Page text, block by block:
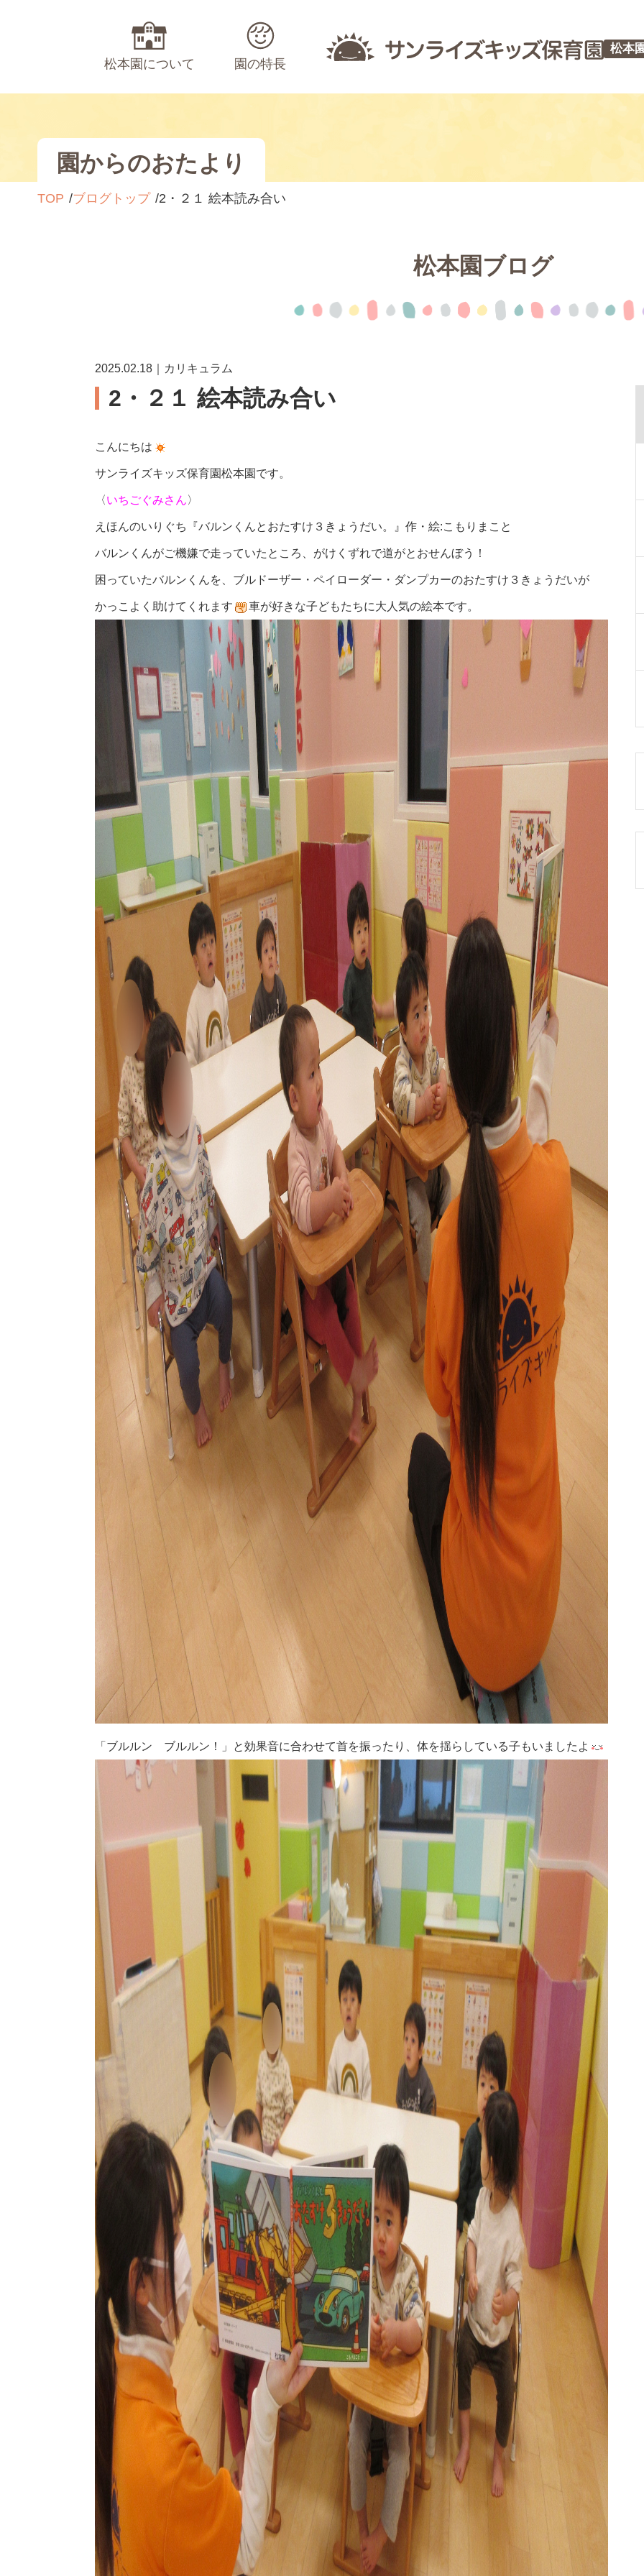
松本園について 園の特長
松本
園からのおたより
TOP ブログトップ 2・２１ 絵本読み合い
松本園ブログ
2025.02.18｜カリキュラム
2・２１ 絵本読み合い
こんにちは
サンライズキッズ保育園松本園です。
〈いちごぐみさん〉
えほんのいりぐち『バルンくんとおたすけ３きょうだい。』作・絵:こもりまこと
バルンくんがご機嫌で走っていたところ、がけくずれで道がとおせんぼう！
困っていたバルンくんを、ブルドーザー・ペイローダー・ダンプカーのおたすけ３きょうだいが
かっこよく助けてくれます 車が好きな子どもたちに大人気の絵本です。
「ブルルン ブルルン！」と効果音に合わせて首を振ったり、体を揺らしている子もいましたよ